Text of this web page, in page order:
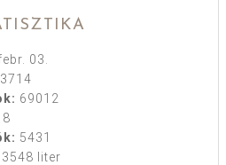
03.
3714
69012
8
5431
3548 liter